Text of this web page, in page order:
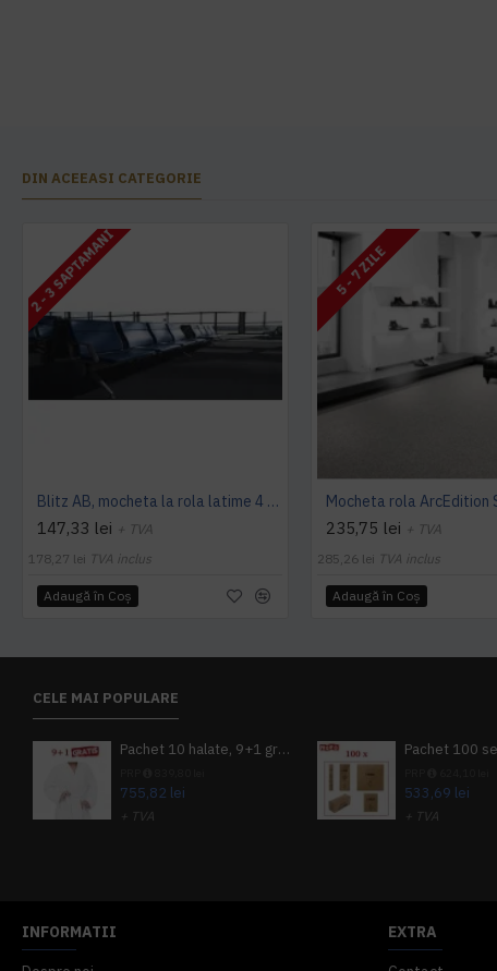
DIN ACEEASI CATEGORIE
2 - 3 SAPTAMANI
Blitz AB, mocheta la rola latime 4 m, Balta Industries
147,33 lei + TVA
178,27 lei TVA inclus
Adaugă în Coş
5 - 7 ZILE
235,75 lei + TVA
285,26 lei TVA inclus
Adaugă în Coş
CELE MAI POPULARE
Pachet 10 halate, 9+1 gratuit
755,82 lei
+ TVA
533,69 lei
+ TVA
INFORMATII EXTRA